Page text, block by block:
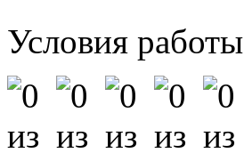
Условия работы